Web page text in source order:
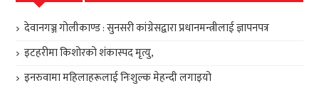
देवानगञ्ज गोलीकाण्ड : सुनसरी कांग्रेसद्वारा प्रधानमन्त्रीलाई ज्ञापनपत्र
इटहरीमा किशोरको शंकास्पद मृत्यु,
इनरुवामा महिलाहरूलाई निःशुल्क मेहन्दी लगाइयो